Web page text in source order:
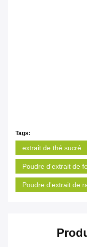
Tags:
extrait de thé sucré
Poudre d'extrait de
Poudre d'extrait de